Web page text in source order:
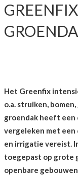
Het Greenfix
o.a. struiken,
groendak heeft een
vergeleken met
en irrigatie vereist.
toegepast op grote
openbare